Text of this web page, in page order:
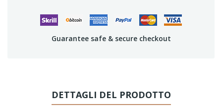
Guarantee safe & secure checkout
DETTAGLI DEL PRODOTTO